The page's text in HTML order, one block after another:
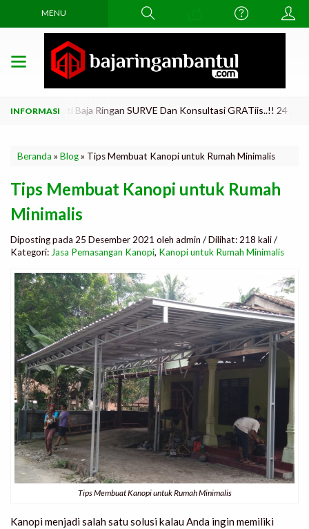
MENU
Di Ganti Baja Ringan SURVE Dan Konsultasi GRATiis..!! 24 JAM
Beranda » Blog» Tips Membuat Kanopi untuk Rumah Minimalis
Tips Membuat Kanopi untuk Rumah
Minimalis
Diposting pada 25 Desember 2021 oleh admin / Dilihat: 218 kali /
Kategori: Jasa Pemasangan Kanopi, Kanopi untuk Rumah Minimalis
Tips Membuat Kanopi untuk Rumah Minimalis
Kanopi menjadi salah satu solusi kalau Anda ingin memiliki